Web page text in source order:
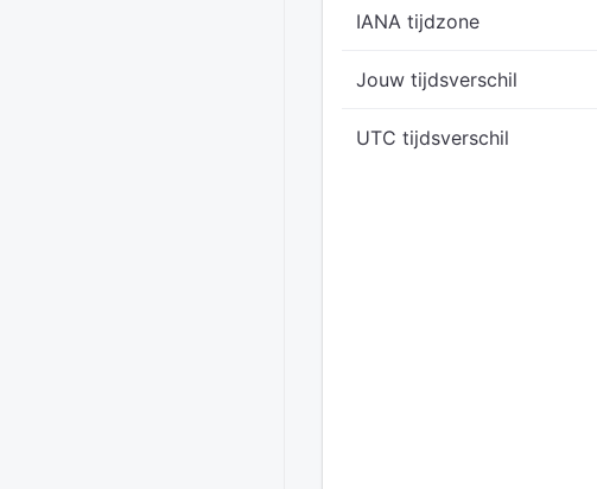
IANA tijdzone
Jouw tijdsverschil
UTC tijdsverschil